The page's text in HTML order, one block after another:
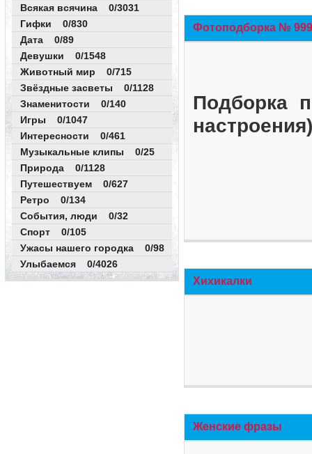
Всякая всячина 0/3031
Гифки 0/830
Дата 0/89
Девушки 0/1548
Животный мир 0/715
Звёздные засветы 0/1128
Знаменитости 0/140
Игры 0/1047
Интересности 0/461
Музыкальные клипы 0/25
Природа 0/1128
Путешествуем 0/627
Ретро 0/134
События, люди 0/32
Спорт 0/105
Ужасы нашего городка 0/98
Улыбаемся 0/4026
Фотоподборка №
Подборка
Хихикалки
Женские фразы